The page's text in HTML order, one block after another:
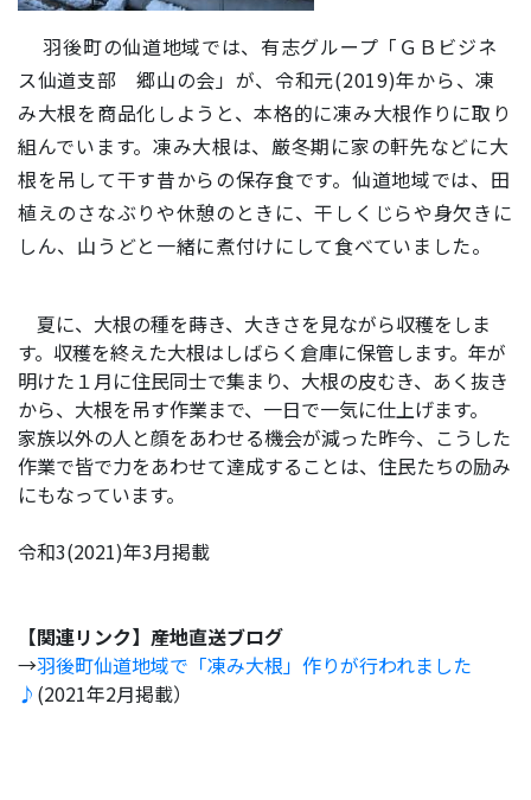
羽後町の仙道地域では、有志グループ「ＧＢビジネ
ス仙道支部 郷山の会」が、令和元(2019)年から、凍
み大根を商品化しようと、本格的に凍み大根作りに取り
組んでいます。凍み大根は、厳冬期に家の軒先などに大
根を吊して干す昔からの保存食です。仙道地域では、田
植えのさなぶりや休憩のときに、干しくじらや身欠きに
しん、山うどと一緒に煮付けにして食べていました。
夏に、大根の種を蒔き、大きさを見ながら収穫をしま
す。収穫を終えた大根はしばらく倉庫に保管します。年が
明けた１月に住民同士で集まり、大根の皮むき、あく抜き
から、大根を吊す作業まで、一日で一気に仕上げます。
家族以外の人と顔をあわせる機会が減った昨今、こうした
作業で皆で力をあわせて達成することは、住民たちの励み
にもなっています。
令和3(2021)年3月掲載
【関連リンク】産地直送ブログ
→羽後町仙道地域で「凍み大根」作りが行われました
♪ (2021年2月掲載）